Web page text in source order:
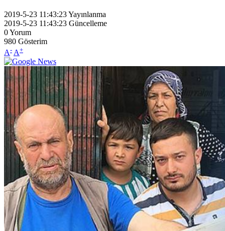
2019-5-23 11:43:23Yayınlanma
2019-5-23 11:43:23 Güncelleme
0Yorum
980 Gösterim
A- A+